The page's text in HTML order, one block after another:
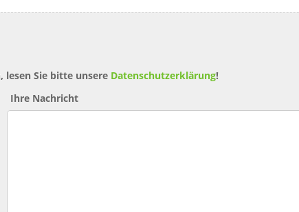
lesen Sie bitte unsere Datenschutzerklärung!
Ihre Nachricht